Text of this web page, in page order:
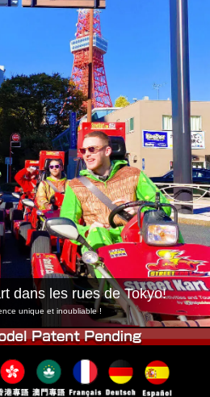
Réservation
de Magasin
Tokyo Akihabara#1
Tokyo Shibuya
Baie de Tokyo
Osaka
dans les rues de Tokyo!
unique et inoubliable !